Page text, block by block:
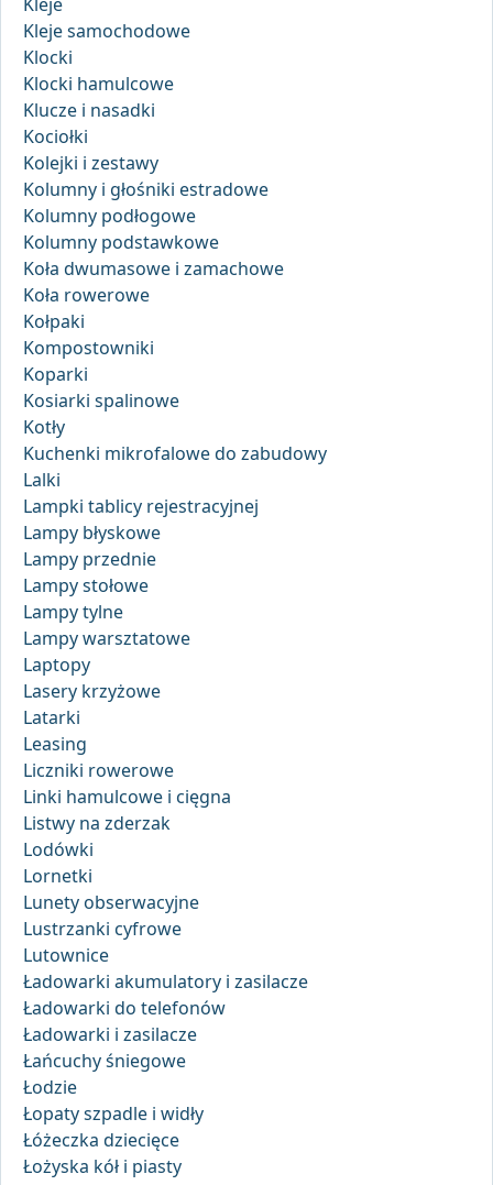
Kleje samochodowe
Klocki
Klocki hamulcowe
Klucze i nasadki
Kociołki
Kolejki i zestawy
Kolumny i głośniki estradowe
Kolumny podłogowe
Kolumny podstawkowe
Koła dwumasowe i zamachowe
Koła rowerowe
Kołpaki
Kompostowniki
Koparki
Kosiarki spalinowe
Kotły
Kuchenki mikrofalowe do zabudowy
Lalki
Lampki tablicy rejestracyjnej
Lampy błyskowe
Lampy przednie
Lampy stołowe
Lampy tylne
Lampy warsztatowe
Laptopy
Lasery krzyżowe
Latarki
Leasing
Liczniki rowerowe
Linki hamulcowe i cięgna
Listwy na zderzak
Lodówki
Lornetki
Lunety obserwacyjne
Lustrzanki cyfrowe
Lutownice
Ładowarki akumulatory i zasilacze
Ładowarki do telefonów
Ładowarki i zasilacze
Łańcuchy śniegowe
Łodzie
Łopaty szpadle i widły
Łóżeczka dziecięce
Łożyska kół i piasty